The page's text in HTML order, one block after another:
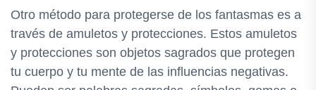
Otro método para protegerse de los fantasmas es a
través de amuletos y protecciones. Estos amuletos
y protecciones son objetos sagrados que protegen
tu cuerpo y tu mente de las influencias negativas.